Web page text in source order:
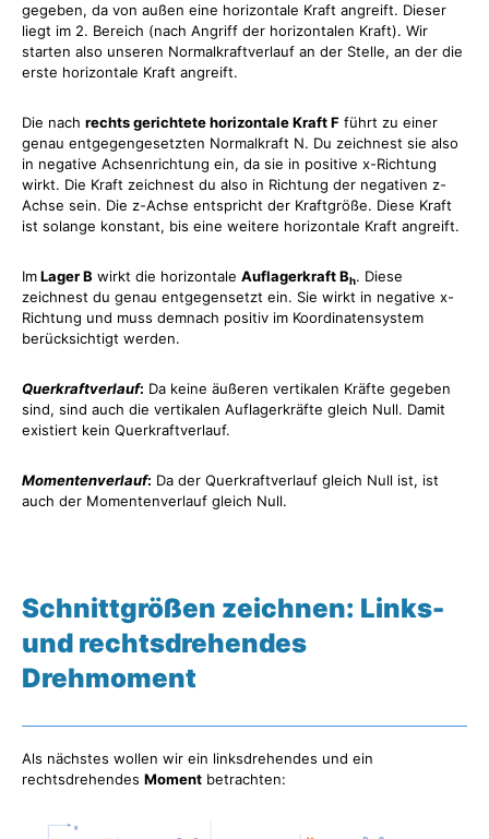
gegeben, da von außen eine horizontale Kraft angreift. Dieser
liegt im 2. Bereich (nach Angriff der horizontalen Kraft). Wir
starten also unseren Normalkraftverlauf an der Stelle, an der die
erste horizontale Kraft angreift.
Die nach rechts gerichtete horizontale Kraft F führt zu einer
genau entgegengesetzten Normalkraft N. Du zeichnest sie also
in negative Achsenrichtung ein, da sie in positive x-Richtung
wirkt. Die Kraft zeichnest du also in Richtung der negativen z-
Achse sein. Die z-Achse entspricht der Kraftgröße. Diese Kraft
ist solange konstant, bis eine weitere horizontale Kraft angreift.
ImLager B wirkt die horizontale Auflagerkraft Bh. Diese
zeichnest du genau entgegensetzt ein. Sie wirkt in negative x-
Richtung und muss demnach positiv im Koordinatensystem
berücksichtigt werden.
Querkraftverlauf: Da keine äußeren vertikalen Kräfte gegeben
sind, sind auch die vertikalen Auflagerkräfte gleich Null. Damit
existiert kein Querkraftverlauf.
Momentenverlauf: Da der Querkraftverlauf gleich Null ist, ist
auch der Momentenverlauf gleich Null.
Schnittgrößen zeichnen: Links-
und rechtsdrehendes
Drehmoment
Als nächstes wollen wir ein linksdrehendes und ein
rechtsdrehendes Moment betrachten: